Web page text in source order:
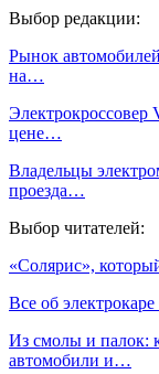
Выбор редакции:
Рынок
на…
Электрокроссовер
цене…
Владельцы
проезда…
Выбор читателей:
«Солярис»,
Все об
Из смолы и палок:
автомобили и…